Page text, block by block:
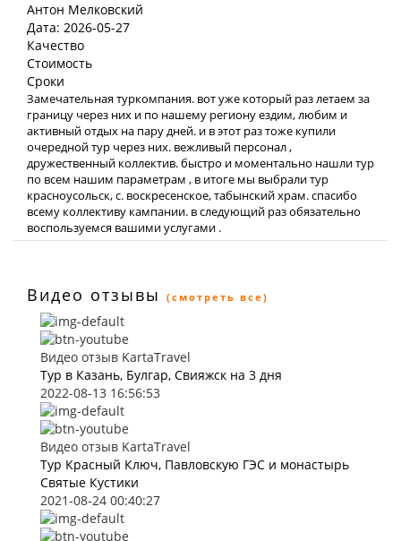
Антон Мелковский
Дата: 2026-05-27
Качество
Стоимость
Сроки
Замечательная туркомпания. вот уже который раз летаем за
границу через них и по нашему региону ездим, любим и
активный отдых на пару дней. и в этот раз тоже купили
очередной тур через них. вежливый персонал ,
дружественный коллектив. быстро и моментально нашли тур
по всем нашим параметрам , в итоге мы выбрали тур
красноусольск, с. воскресенское, табынский храм. спасибо
всему коллективу кампании. в следующий раз обязательно
воспользуемся вашими услугами .
Видео отзывы (смотреть все)
Видео отзыв KartaTravel
Тур в Казань, Булгар, Свияжск на 3 дня
2022-08-13 16:56:53
Видео отзыв KartaTravel
Тур Красный Ключ, Павловскую ГЭС и монастырь
Святые Кустики
2021-08-24 00:40:27